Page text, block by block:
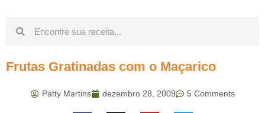
Frutas Gratinadas com o Maçarico
Patty Martins dezembro 28, 2009 5 Comments